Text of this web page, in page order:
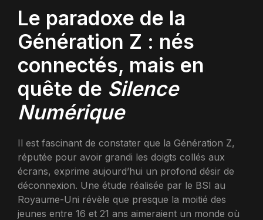
Le paradoxe de la
Génération Z : nés
connectés, mais en
quête de Silence
Numérique
Il est fascinant de constater que la Génération Z,
réputée pour avoir grandi les doigts collés aux
écrans, exprime aujourd’hui un profond désir de
déconnexion. Une étude réalisée par le BSI au
Royaume-Uni révèle que presque la moitié des
jeunes entre 16 et 21 ans aimeraient un monde où